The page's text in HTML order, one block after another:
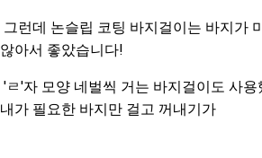
그런데 논슬립 코팅 바지걸이는 바지가
않아서 좋았습니다!
'ㄹ'자 모양 네벌씩 거는 바지걸이도 사
내가 필요한 바지만 걸고 꺼내기가